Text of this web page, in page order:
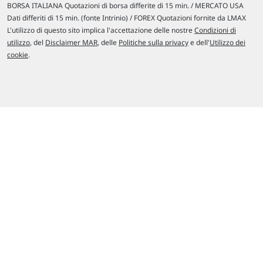
BORSA ITALIANA Quotazioni di borsa differite di 15 min. / MERCATO USA
Dati differiti di 15 min. (fonte Intrinio) / FOREX Quotazioni fornite da LMAX
L'utilizzo di questo sito implica l'accettazione delle nostreCondizioni di
utilizzo, del Disclaimer MAR, delle Politiche sulla privacye dell'Utilizzo dei
cookie.